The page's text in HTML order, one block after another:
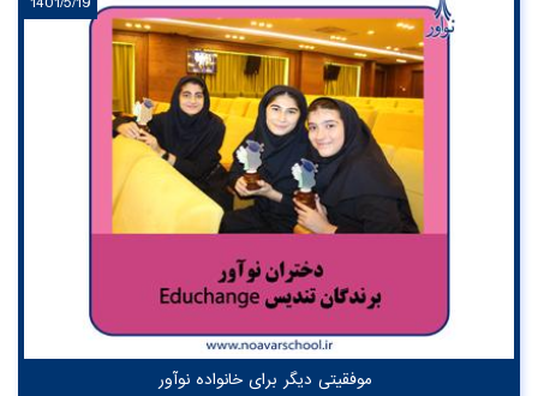
موفقیتی دیگر برای خانواده نوآور